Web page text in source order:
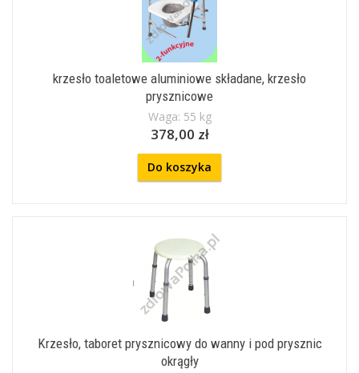
krzesło toaletowe aluminiowe składane, krzesło
prysznicowe
Waga: 55 kg
378,00 zł
Do koszyka
Krzesło, taboret prysznicowy do wanny i pod prysznic
okrągły